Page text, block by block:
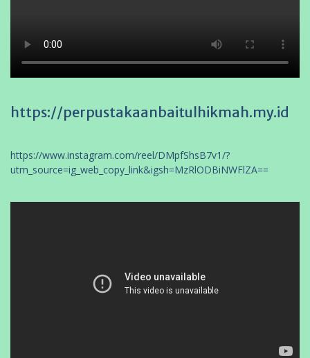
https://perpustakaanbaitulhikmah.my.id
https://www.instagram.com/reel/DMpfShsB7v1/?
utm_source=ig_web_copy_link&igsh=MzRlODBiNWFlZA==